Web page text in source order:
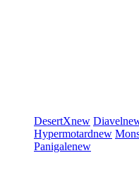
DesertXnew Diavel
Hypermotardnew
Panigalenew